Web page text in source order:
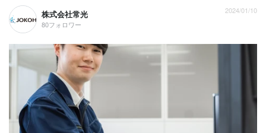
株式会社常光
80フォロワー
2024/01/10